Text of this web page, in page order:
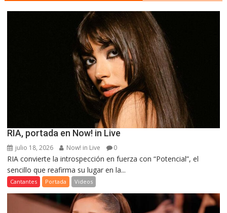
RIA, portada en Now! in Live
julio 18, 2026 Now! in Live 0
RIA convierte la introspección en fuerza con “Potencial”, el
sencillo que reafirma su lugar en la...
Cantantes Portada Videos